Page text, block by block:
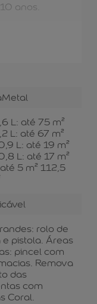
anos.
Metal
L: até 75 m²
L: até 67 m²
L: até 19 m²
L: até 17 m²
5 m² 112,5
rolo de
e pistola. Áreas
pincel com
Remova
das
com
Coral.